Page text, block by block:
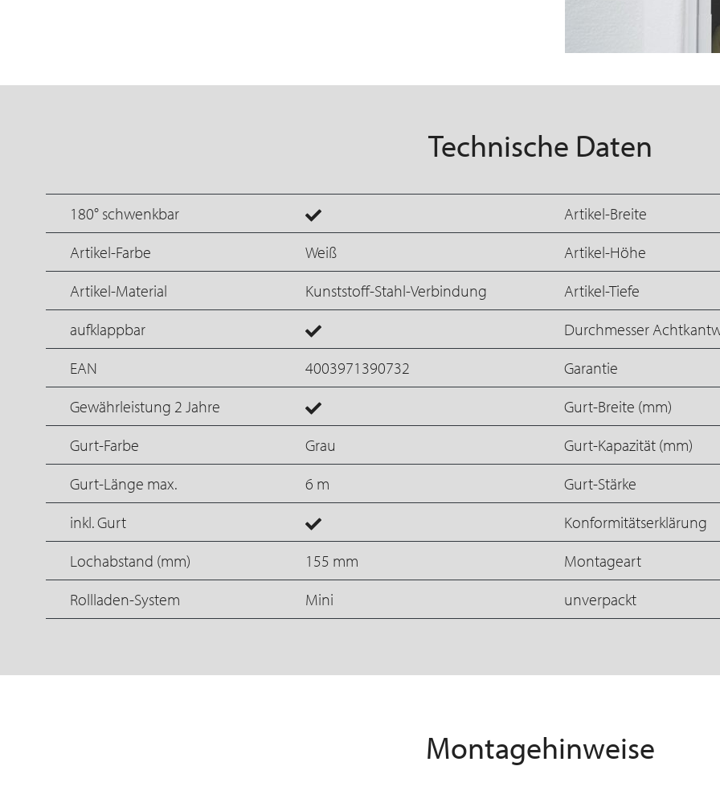
Technische Daten
180° schwenkbar Artikel-Breite
Artikel-Farbe
Weiß Artikel-Höhe
Artikel-Material
Kunststoff-Stahl-Verbindung Artikel-Tiefe
aufklappbar
Durchmesser
EAN
4003971390732 Garantie
Gewährleistung 2 Jahre
Gurt-Breite (mm)
Gurt-Farbe
Grau Gurt-Kapazität (mm)
Gurt-Länge max.
6 m Gurt-Stärke
inkl. Gurt
Konformitätserklärung
Lochabstand (mm)
155 mm Montageart
Rollladen-System
Mini unverpackt
Montagehinweise